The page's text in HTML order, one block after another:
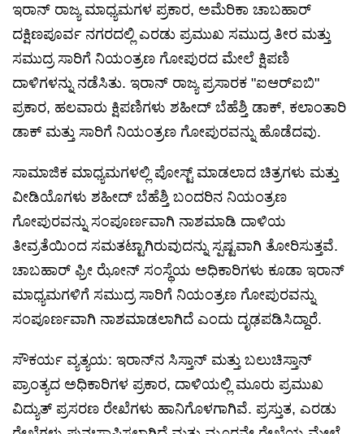
ಇರಾನ್ ರಾಜ್ಯ ಮಾಧ್ಯಮಗಳ ಪ್ರಕಾರ, ಅಮೆರಿಕಾ ಚಾಬಹಾರ್
ದಕ್ಷಿಣಪೂರ್ವ ನಗರದಲ್ಲಿ ಎರಡು ಪ್ರಮುಖ ಸಮುದ್ರ ತೀರ ಮತ್ತು
ಸಮುದ್ರ ಸಾರಿಗೆ ನಿಯಂತ್ರಣ ಗೋಪುರದ ಮೇಲೆ ಕ್ಷಿಪಣಿ
ದಾಳಿಗಳನ್ನು ನಡೆಸಿತು. ಇರಾನ್ ರಾಜ್ಯ ಪ್ರಸಾರಕ "ಐಆರ್‌ಐಬಿ"
ಪ್ರಕಾರ, ಹಲವಾರು ಕ್ಷಿಪಣಿಗಳು ಶಹೀದ್ ಬೆಹೆಶ್ತಿ ಡಾಕ್, ಕಲಾಂತಾರಿ
ಡಾಕ್ ಮತ್ತು ಸಾರಿಗೆ ನಿಯಂತ್ರಣ ಗೋಪುರವನ್ನು ಹೊಡೆದವು.
ಸಾಮಾಜಿಕ ಮಾಧ್ಯಮಗಳಲ್ಲಿ ಪೋಸ್ಟ್ ಮಾಡಲಾದ ಚಿತ್ರಗಳು ಮತ್ತು
ವೀಡಿಯೊಗಳು ಶಹೀದ್ ಬೆಹೆಶ್ತಿ ಬಂದರಿನ ನಿಯಂತ್ರಣ
ಗೋಪುರವನ್ನು ಸಂಪೂರ್ಣವಾಗಿ ನಾಶಮಾಡಿ ದಾಳಿಯ
ತೀವ್ರತೆಯಿಂದ ಸಮತಟ್ಟಾಗಿರುವುದನ್ನು ಸ್ಪಷ್ಟವಾಗಿ ತೋರಿಸುತ್ತವೆ.
ಚಾಬಹಾರ್ ಫ್ರೀ ಝೋನ್ ಸಂಸ್ಥೆಯ ಅಧಿಕಾರಿಗಳು ಕೂಡಾ ಇರಾನ್
ಮಾಧ್ಯಮಗಳಿಗೆ ಸಮುದ್ರ ಸಾರಿಗೆ ನಿಯಂತ್ರಣ ಗೋಪುರವನ್ನು
ಸಂಪೂರ್ಣವಾಗಿ ನಾಶಮಾಡಲಾಗಿದೆ ಎಂದು ದೃಢಪಡಿಸಿದ್ದಾರೆ.
ಸೌಕರ್ಯ ವ್ಯತ್ಯಯ: ಇರಾನ್‌ನ ಸಿಸ್ತಾನ್ ಮತ್ತು ಬಲುಚಿಸ್ತಾನ್
ಪ್ರಾಂತ್ಯದ ಅಧಿಕಾರಿಗಳ ಪ್ರಕಾರ, ದಾಳಿಯಲ್ಲಿ ಮೂರು ಪ್ರಮುಖ
ವಿದ್ಯುತ್ ಪ್ರಸರಣ ರೇಖೆಗಳು ಹಾನಿಗೊಳಗಾಗಿವೆ. ಪ್ರಸ್ತುತ, ಎರಡು